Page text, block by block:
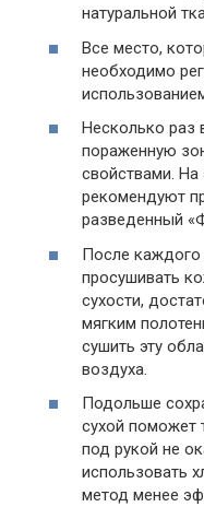
натуральной
Все место,
необходимо
Несколько раз
пораженную
свойствами. На
рекомендуют
разведенный
После
просушивать
сухости,
мягким
сушить эту
воздуха.
Подольше
сухой поможет
под рукой не
использовать
метод менее